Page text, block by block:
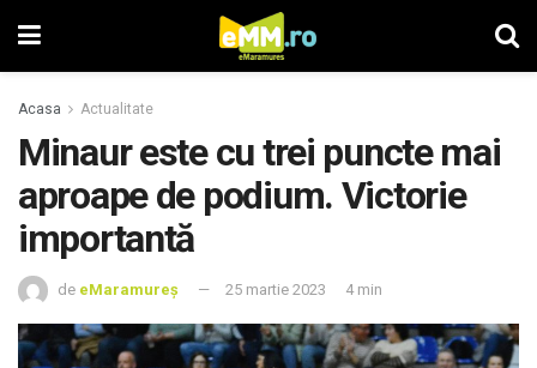
Acasa Actualitate
Minaur este cu trei puncte mai
aproape de podium. Victorie
importantă
de eMaramureș 25 martie 2023 4 min